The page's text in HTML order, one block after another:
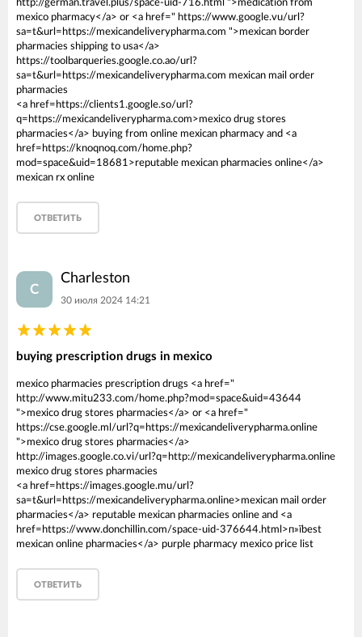
http://german.travel.plus/space-uid-716.html ">medication from
mexico pharmacy</a> or <a href=" https://www.google.vu/url?
sa=t&url=https://mexicandeliverypharma.com ">mexican border
pharmacies shipping to usa</a>
https://toolbarqueries.google.co.ao/url?
sa=t&url=https://mexicandeliverypharma.com mexican mail order
pharmacies
<a href=https://clients1.google.so/url?
q=https://mexicandeliverypharma.com>mexico drug stores
pharmacies</a> buying from online mexican pharmacy and <a
href=https://knoqnoq.com/home.php?
mod=space&uid=18681>reputable mexican pharmacies online</a>
mexican rx online
ОТВЕТИТЬ
C
Charleston
30 июля 2024 14:21
buying prescription drugs in mexico
mexico pharmacies prescription drugs <a href="
http://www.mitu233.com/home.php?mod=space&uid=43644
">mexico drug stores pharmacies</a> or <a href="
https://cse.google.ml/url?q=https://mexicandeliverypharma.online
">mexico drug stores pharmacies</a>
http://images.google.co.vi/url?q=http://mexicandeliverypharma.online
mexico drug stores pharmacies
<a href=https://images.google.mu/url?
sa=t&url=https://mexicandeliverypharma.online>mexican mail order
pharmacies</a> reputable mexican pharmacies online and <a
href=https://www.donchillin.com/space-uid-376644.html>п»їbest
mexican online pharmacies</a> purple pharmacy mexico price list
ОТВЕТИТЬ